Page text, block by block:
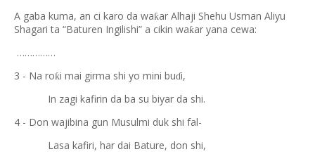
A gaba kuma, an ci karo da waƙar Alhaji Shehu Usman Aliyu
Shagari ta “Baturen Ingilishi” a cikin waƙar yana cewa:
……………
3 - Na roƙi mai girma shi yo mini buɗi,
In zagi kafirin da ba su biyar da shi.
4 - Don wajibina gun Musulmi duk shi fal-
Lasa kafiri, har dai Bature, don shi,